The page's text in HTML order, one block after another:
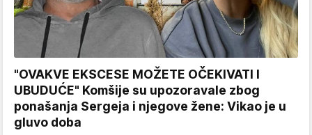
"OVAKVE EKSCESE MOŽETE OČEKIVATI I
UBUDUĆE" Komšije su upozoravale zbog
ponašanja Sergeja i njegove žene: Vikao je u
gluvo doba